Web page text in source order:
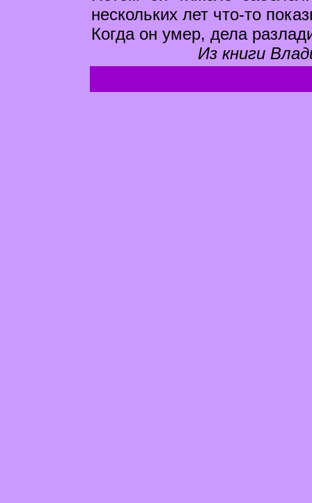
нескольких лет что-то
Когда он умер, дела
Из книги